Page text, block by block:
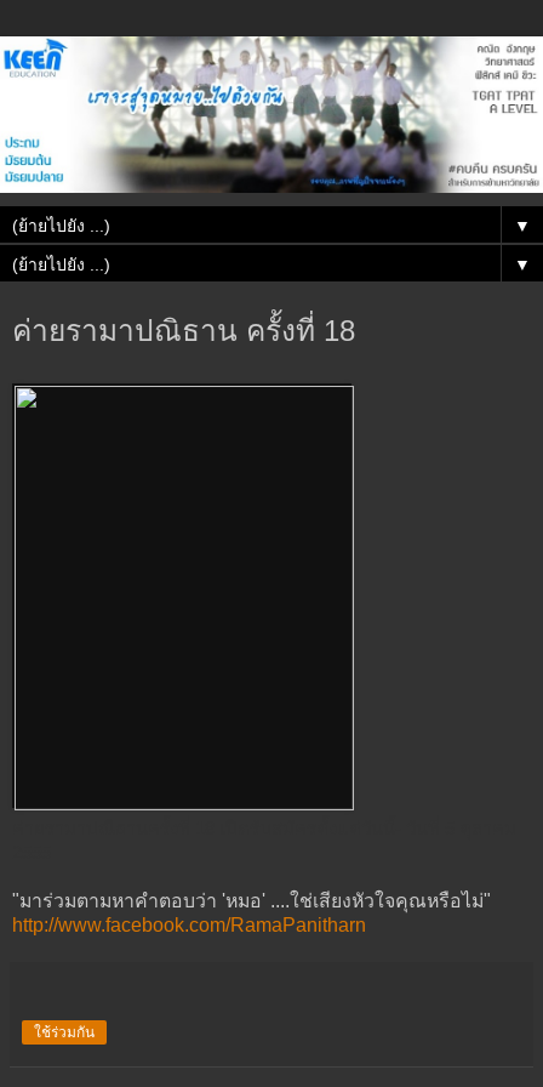
▼
▼
ค่ายรามาปณิธาน ครั้งที่ 18
"มาร่วมตามหาคำตอบว่า 'หมอ' ....ใช่เสียงหัวใจคุณหรือไม่"
http://www.facebook.com/RamaPanitharn
ใช้ร่วมกัน